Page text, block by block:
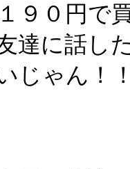
９０円で
達に話し
じゃん！